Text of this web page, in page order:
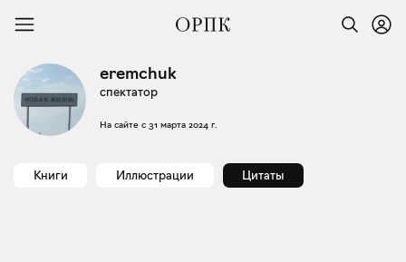
eremchuk
спектатор
На сайте с 31 марта 2024 г.
Книги Иллюстрации Цитаты